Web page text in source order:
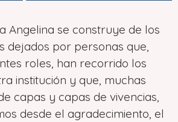
Angelina se construye de los
dejados por personas que,
roles, han recorrido los
institución y que, muchas
capas y capas de vivencias,
desde el agradecimiento, el